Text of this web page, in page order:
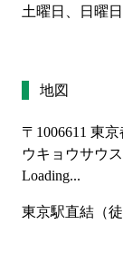
土曜日、日曜
地図
〒1006611 東京
ウキョウサウ
Loading...
東京駅直結（徒